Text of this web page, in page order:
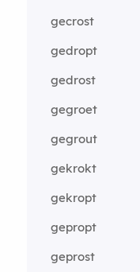
gecrost
gedropt
gedrost
gegroet
gegrout
gekrokt
gekropt
gepropt
geprost